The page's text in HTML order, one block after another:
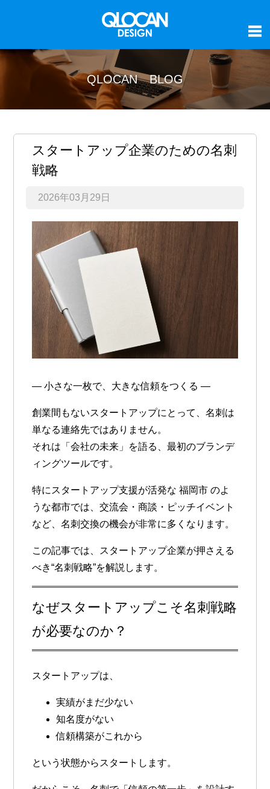
QLOCAN BLOG
スタートアップ企業のための名刺
戦略
2026年03月29日
― 小さな一枚で、大きな信頼をつくる ―
創業間もないスタートアップにとって、名刺は
単なる連絡先ではありません。
それは「会社の未来」を語る、最初のブランデ
ィングツールです。
特にスタートアップ支援が活発な福岡市 のよ
うな都市では、交流会・商談・ピッチイベント
など、名刺交換の機会が非常に多くなります。
この記事では、スタートアップ企業が押さえる
べき“名刺戦略”を解説します。
なぜスタートアップこそ名刺戦略
が必要なのか？
スタートアップは、
実績がまだ少ない
知名度がない
信頼構築がこれから
という状態からスタートします。